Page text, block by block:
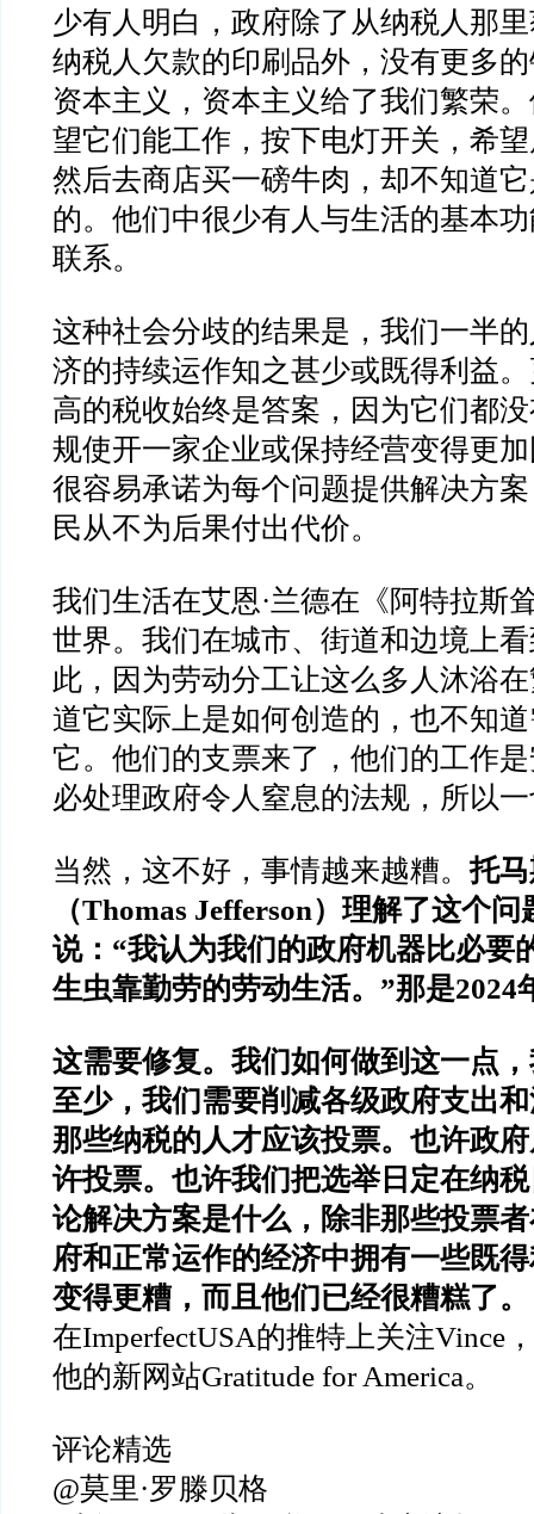
少有人明白，政府除了从纳税人那
纳税人欠款的印刷品外，没有更多
资本主义，资本主义给了我们繁荣
望它们能工作，按下电灯开关，希
然后去商店买一磅牛肉，却不知道
的。他们中很少有人与生活的基本
联系。
这种社会分歧的结果是，我们一半
济的持续运作知之甚少或既得利益
高的税收始终是答案，因为它们都
规使开一家企业或保持经营变得更
很容易承诺为每个问题提供解决方
民从不为后果付出代价。
我们生活在艾恩·兰德在《阿特拉斯
世界。我们在城市、街道和边境上
此，因为劳动分工让这么多人沐浴
道它实际上是如何创造的，也不知
它。他们的支票来了，他们的工作
必处理政府令人窒息的法规，所以
当然，这不好，事情越来越糟。托马
（Thomas Jefferson）理解了这个
说：“我认为我们的政府机器比必要
生虫靠勤劳的劳动生活。”那是2024
这需要修复。我们如何做到这一点
至少，我们需要削减各级政府支出
那些纳税的人才应该投票。也许政
许投票。也许我们把选举日定在纳
论解决方案是什么，除非那些投票
府和正常运作的经济中拥有一些既
变得更糟，而且他们已经很糟糕了。
在ImperfectUSA的推特上关注Vince
他的新网站Gratitude for America。
评论精选
@莫里·罗滕贝格